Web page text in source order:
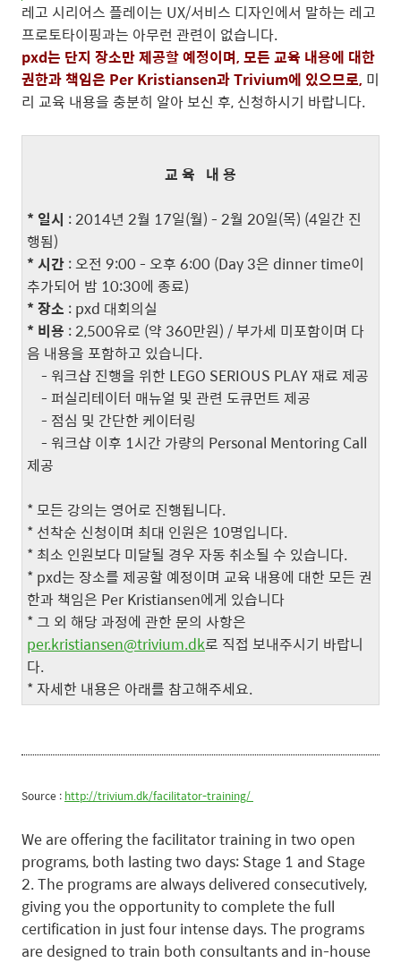
레고 시리어스 플레이는 UX/서비스 디자인에서 말하는 레고
프로토타이핑과는 아무런 관련이 없습니다.
pxd는 단지 장소만 제공할 예정이며, 모든 교육 내용에 대한
권한과 책임은 Per Kristiansen과 Trivium에 있으므로, 미
리 교육 내용을 충분히 알아 보신 후, 신청하시기 바랍니다.
교 육 내 용
* 일시 : 2014년 2월 17일(월) - 2월 20일(목) (4일간 진
행됨)
* 시간 : 오전 9:00 - 오후 6:00 (Day 3은 dinner time이
추가되어 밤 10:30에 종료)
* 장소 : pxd 대회의실
* 비용 : 2,500유로 (약 360만원) / 부가세 미포함이며 다
음 내용을 포함하고 있습니다.
- 워크샵 진행을 위한 LEGO SERIOUS PLAY 재료 제공
- 퍼실리테이터 매뉴얼 및 관련 도큐먼트 제공
- 점심 및 간단한 케이터링
- 워크샵 이후 1시간 가량의 Personal Mentoring Call
제공
* 모든 강의는 영어로 진행됩니다.
* 선착순 신청이며 최대 인원은 10명입니다.
* 최소 인원보다 미달될 경우 자동 취소될 수 있습니다.
* pxd는 장소를 제공할 예정이며 교육 내용에 대한 모든 권
한과 책임은 Per Kristiansen에게 있습니다
* 그 외 해당 과정에 관한 문의 사항은
per.kristiansen@trivium.dk로 직접 보내주시기 바랍니
다.
* 자세한 내용은 아래를 참고해주세요.
Source : http://trivium.dk/facilitator-training/
We are offering the facilitator training in two open
programs, both lasting two days: Stage 1 and Stage
2. The programs are always delivered consecutively,
giving you the opportunity to complete the full
certification in just four intense days. The programs
are designed to train both consultants and in-house